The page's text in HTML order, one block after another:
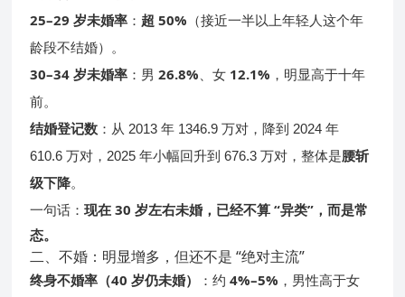
25–29 岁未婚率 ： 超 50% （接近一半以上年轻人这个年
龄段不结婚）。
30–34 岁未婚率 ：男26.8% 、女 12.1% ，明显高于十年
前。
结婚登记数 ：从 2013 年 1346.9 万对，降到 2024 年
610.6 万对，2025 年小幅回升到 676.3 万对，整体是腰斩
级下降。
一句话：现在 30 岁左右未婚，已经不算 “异类”，而是常
态。
二、不婚：明显增多，但还不是 “绝对主流”
终身不婚率（40 岁仍未婚） ：约4%–5% ，男性高于女